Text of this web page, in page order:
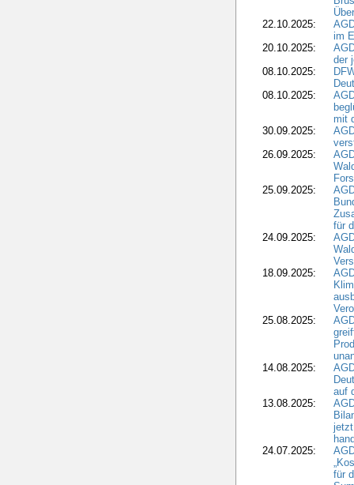
22.10.2025:
im
20.10.2025:
der
08.10.2025:
08.10.2025:
mit
30.09.2025:
26.09.2025:
25.09.2025:
für
24.09.2025:
18.09.2025:
25.08.2025:
14.08.2025:
auf
13.08.2025:
24.07.2025:
für